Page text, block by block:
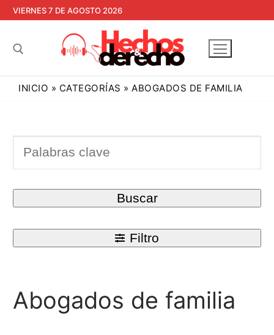
contenido
VIERNES 7 DE AGOSTO 2026
INICIO » CATEGORÍAS »ABOGADOS DE FAMILIA
Buscar
Filtro
Abogados de familia